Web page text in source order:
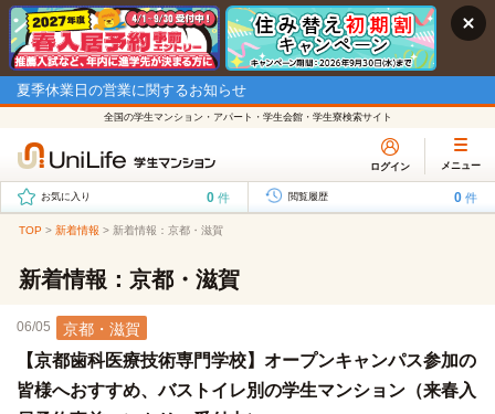
夏季休業日の営業に関するお知らせ
全国の学生マンション・アパート・学生会館・学生寮検索サイト
ログイン メニュー
お気に入り 0 件 閲覧履歴 0 件
TOP > 新着情報 > 新着情報：京都・滋賀
新着情報：京都・滋賀
06/05 京都・滋賀
【京都歯科医療技術専門学校】オープンキャンパス参加の
皆様へおすすめ、バストイレ別の学生マンション（来春入